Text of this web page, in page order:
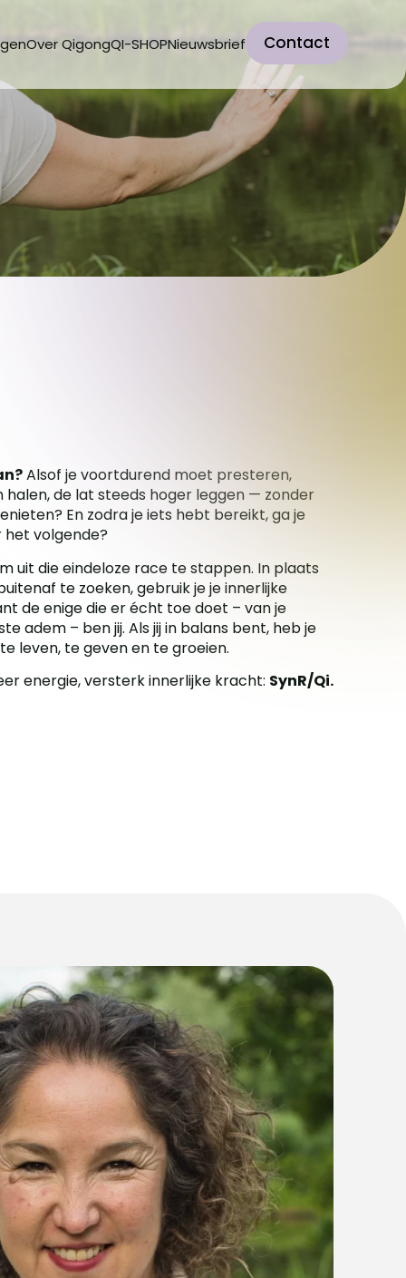
Over QigongQI-SHOPNieuwsbrief Contact
Alsof je voortdurend moet presteren,
halen, de lat steeds hoger leggen — zonder
En zodra je iets hebt bereikt, ga je
volgende?
uit die eindeloze race te stappen. In plaats
te zoeken, gebruik je je innerlijke
de enige die er écht toe doet – van je
adem – ben jij. Als jij in balans bent, heb je
leven, te geven en te groeien.
energie, versterk innerlijke kracht: SynR/Qi.